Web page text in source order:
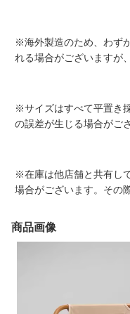
※海外製造のため、わず
れる場合がございますが
※サイズはすべて平置き
の誤差が生じる場合がご
※在庫は他店舗と共有し
場合がございます。その
商品画像